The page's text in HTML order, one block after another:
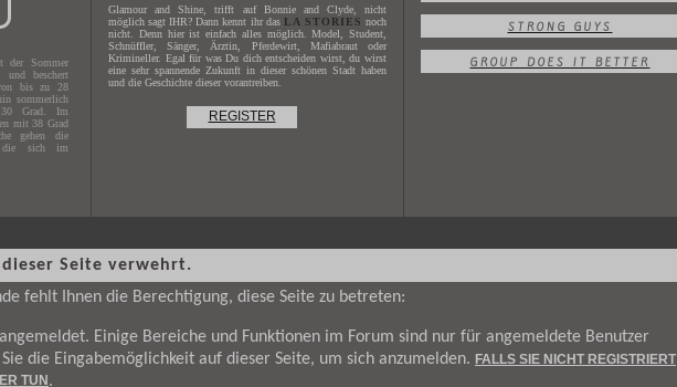
der Sommer
und beschert
bis zu 28
sommerlich
Grad. Im
mit 38 Grad
gehen die
die sich im
bis auf 20
Jahres2017.
.
Glamour and Shine, trifft auf Bonnie and Clyde, nicht
möglich sagt IHR? Dann kennt ihr das LA STORIES noch
nicht. Denn hier ist einfach alles möglich. Model, Student,
Schnüffler, Sänger, Ärztin, Pferdewirt, Mafiabraut oder
Krimineller. Egal für was Du dich entscheiden wirst, du wirst
eine sehr spannende Zukunft in dieser schönen Stadt haben
und die Geschichte dieser vorantreiben.
REGISTER
STRONG GUYS
GROUP DOES IT BETTER
Seite verwehrt.
fehlt Ihnen die Berechtigung, diese Seite zu betreten:
Einige Bereiche und Funktionen im Forum sind nur für angemeldete Benutzer
die Eingabemöglichkeit auf dieser Seite, um sich anzumelden. FALLS SIE NICHT REGISTRIERT
TUN.